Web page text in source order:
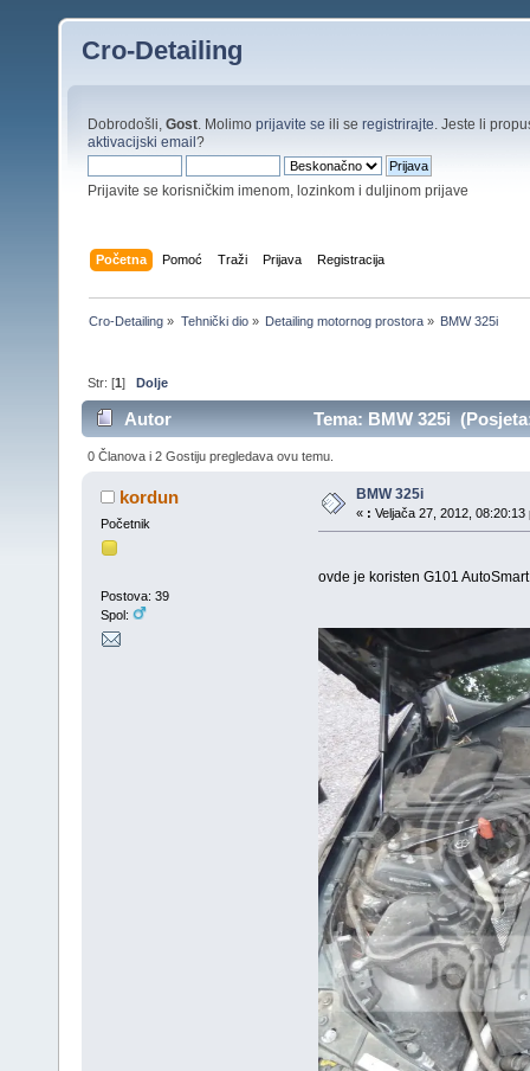
Cro-Detailing
Dobrodošli, Gost . Molimo prijavite se ili se registrirajte . Jeste li
aktivacijski email?
Prijavite se korisničkim imenom, lozinkom i duljinom prijave
Početna Pomoć Traži Prijava Registracija
Cro-Detailing » Tehnički dio» Detailing motornog prostora» BMW 325i
Str: [1]Dolje
Autor Tema: BMW 325i
0 Članova i 2 Gostiju pregledava ovu temu.
kordun
Početnik
Postova: 39
Spol:
BMW 325i
« : Veljača 27, 2012, 08:20:13
ovde je koristen G101